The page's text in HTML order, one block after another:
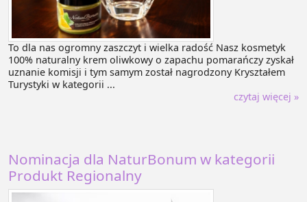
To dla nas ogromny zaszczyt i wielka radość Nasz kosmetyk
100% naturalny krem oliwkowy o zapachu pomarańczy zyskał
uznanie komisji i tym samym został nagrodzony Kryształem
Turystyki w kategorii ...
czytaj więcej »
Nominacja dla NaturBonum w kategorii
Produkt Regionalny